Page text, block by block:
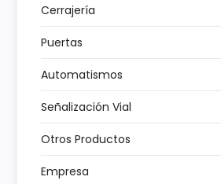
e
n
t
r
Cerrajería
Puertas
Automatismos
Señalización Vial
Otros Productos
Empresa